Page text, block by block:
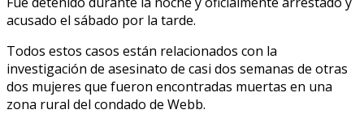
acusado el sábado por la tarde.
Todos estos casos están relacionados con la
investigación de asesinato de casi dos semanas de otras
dos mujeres que fueron encontradas muertas en una
zona rural del condado de Webb.